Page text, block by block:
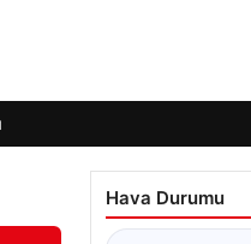
Hava Durumu